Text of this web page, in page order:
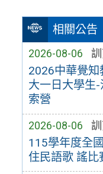
相關公告
2026-08-06
2026中華覺
大一日大學生
索營
2026-08-06
115學年度全
住民語歌 謠比